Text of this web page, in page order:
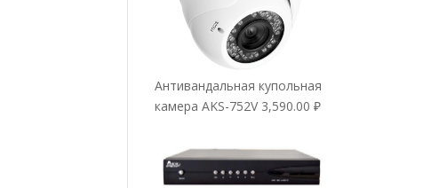
Антивандальная купольная
камера AKS-752V 3,590.00₽